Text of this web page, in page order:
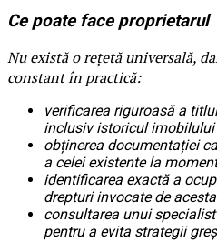
Ce poate face proprietarul
Nu există o rețetă universală,
constant în practică:
verificarea riguroasă a
inclusiv istoricul imobilului
obținerea documentației
a celei existente la
identificarea exactă a
drepturi invocate de acesta
consultarea unui
pentru a evita strategii